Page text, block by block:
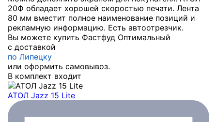
20Ф обладает хорошей скоростью печати. Лента
80 мм вместит полное наименование позиций и
рекламную информацию. Есть автоотрезчик.
Вы можете купить Фастфуд Оптимальный
с доставкой
по Липецку
или оформить самовывоз.
В комплект входит
АТОЛ Jazz 15 Lite